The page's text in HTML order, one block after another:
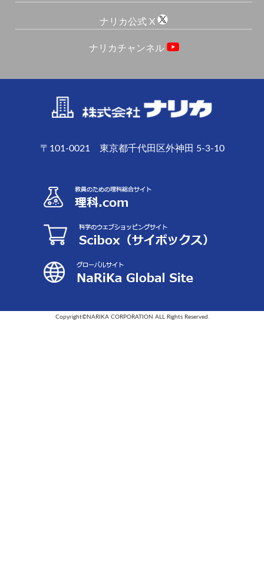
ナリカ公式 X
ナリカチャンネル
〒101-0021 東京都千代田区外神田 5-3-10
Copyright©NARIKA CORPORATION ALL Rights Reserved.